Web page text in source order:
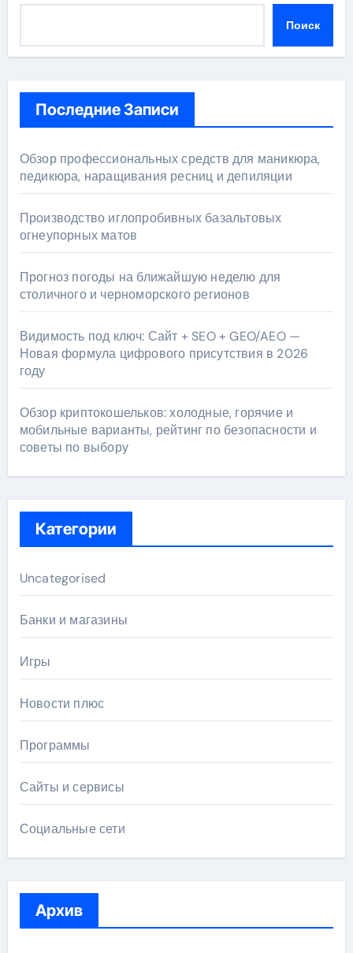
Поиск
Последние Записи
Обзор профессиональных средств для маникюра,
педикюра, наращивания ресниц и депиляции
Производство иглопробивных базальтовых
огнеупорных матов
Прогноз погоды на ближайшую неделю для
столичного и черноморского регионов
Видимость под ключ: Сайт + SEO + GEO/AEO —
Новая формула цифрового присутствия в 2026
году
Обзор криптокошельков: холодные, горячие и
мобильные варианты, рейтинг по безопасности и
советы по выбору
Категории
Uncategorised
Банки и магазины
Игры
Новости плюс
Программы
Сайты и сервисы
Социальные сети
Архив